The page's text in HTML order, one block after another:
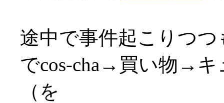
途中で事件起こりつつ
でcos-cha→買い物→キ
（を